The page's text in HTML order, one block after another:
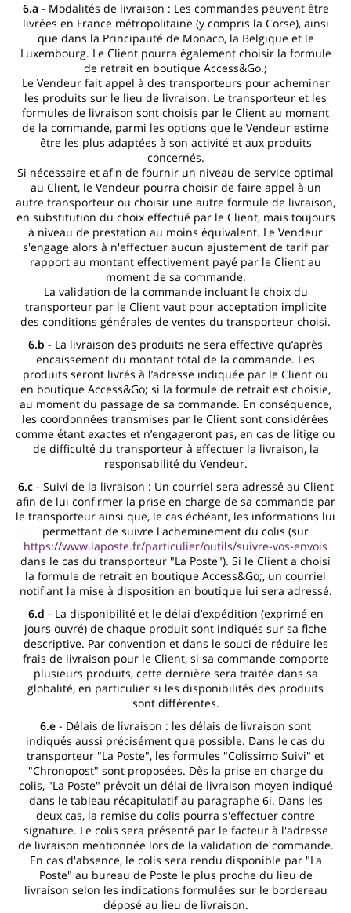
6.a - Modalités de livraison : Les commandes peuvent être
livrées en France métropolitaine (y compris la Corse), ainsi
que dans la Principauté de Monaco, la Belgique et le
Luxembourg. Le Client pourra également choisir la formule
de retrait en boutique Access&Go.;
Le Vendeur fait appel à des transporteurs pour acheminer
les produits sur le lieu de livraison. Le transporteur et les
formules de livraison sont choisis par le Client au moment
de la commande, parmi les options que le Vendeur estime
être les plus adaptées à son activité et aux produits
concernés.
Si nécessaire et afin de fournir un niveau de service optimal
au Client, le Vendeur pourra choisir de faire appel à un
autre transporteur ou choisir une autre formule de livraison,
en substitution du choix effectué par le Client, mais toujours
à niveau de prestation au moins équivalent. Le Vendeur
s'engage alors à n'effectuer aucun ajustement de tarif par
rapport au montant effectivement payé par le Client au
moment de sa commande.
La validation de la commande incluant le choix du
transporteur par le Client vaut pour acceptation implicite
des conditions générales de ventes du transporteur choisi.
6.b - La livraison des produits ne sera effective qu’après
encaissement du montant total de la commande. Les
produits seront livrés à l’adresse indiquée par le Client ou
en boutique Access&Go; si la formule de retrait est choisie,
au moment du passage de sa commande. En conséquence,
les coordonnées transmises par le Client sont considérées
comme étant exactes et n’engageront pas, en cas de litige ou
de difficulté du transporteur à effectuer la livraison, la
responsabilité du Vendeur.
6.c- Suivi de la livraison : Un courriel sera adressé au Client
afin de lui confirmer la prise en charge de sa commande par
le transporteur ainsi que, le cas échéant, les informations lui
permettant de suivre l'acheminement du colis (sur
https://www.laposte.fr/particulier/outils/suivre-vos-envois
dans le cas du transporteur "La Poste"). Si le Client a choisi
la formule de retrait en boutique Access&Go;, un courriel
notifiant la mise à disposition en boutique lui sera adressé.
6.d - La disponibilité et le délai d’expédition (exprimé en
jours ouvré) de chaque produit sont indiqués sur sa fiche
descriptive. Par convention et dans le souci de réduire les
frais de livraison pour le Client, si sa commande comporte
plusieurs produits, cette dernière sera traitée dans sa
globalité, en particulier si les disponibilités des produits
sont différentes.
6.e - Délais de livraison : les délais de livraison sont
indiqués aussi précisément que possible. Dans le cas du
transporteur "La Poste", les formules "Colissimo Suivi" et
"Chronopost" sont proposées. Dès la prise en charge du
colis, "La Poste" prévoit un délai de livraison moyen indiqué
dans le tableau récapitulatif au paragraphe 6i. Dans les
deux cas, la remise du colis pourra s'effectuer contre
signature. Le colis sera présenté par le facteur à l'adresse
de livraison mentionnée lors de la validation de commande.
En cas d'absence, le colis sera rendu disponible par "La
Poste" au bureau de Poste le plus proche du lieu de
livraison selon les indications formulées sur le bordereau
déposé au lieu de livraison.